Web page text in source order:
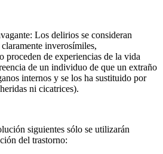
Los delirios se consideran
inverosímiles,
proceden de experiencias de la vida
de un individuo de que un extraño
internos y se los ha sustituido por
ni cicatrices).
siguientes sólo se utilizarán
del trastorno: